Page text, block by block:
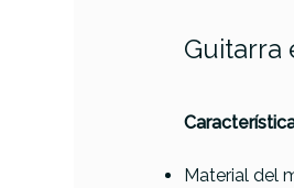
Guitarra
Material del